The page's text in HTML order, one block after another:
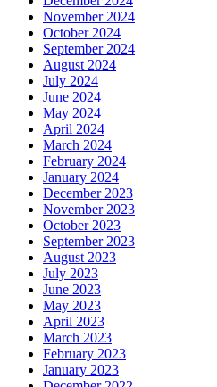
November 2024
October 2024
September 2024
August 2024
July 2024
June 2024
May 2024
April 2024
March 2024
February 2024
January 2024
December 2023
November 2023
October 2023
September 2023
August 2023
July 2023
June 2023
May 2023
April 2023
March 2023
February 2023
January 2023